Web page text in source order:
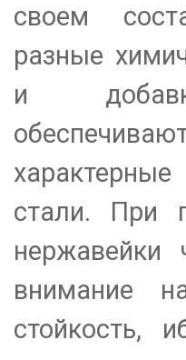
своем
разные
и
стали. При
нержавейки
внимание
стойкость,